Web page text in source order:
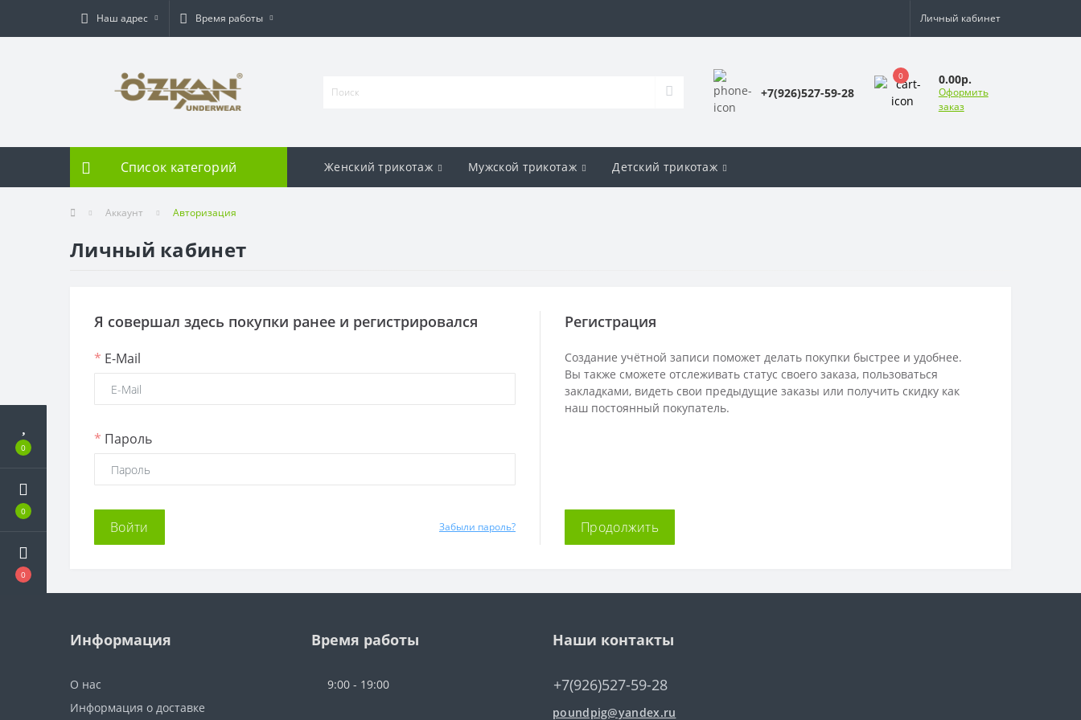
0
0
0
Наш адрес Время работы Личный кабинет
+7(926)527-59-28
0 0.00р.
Оформить
заказ
Список категорий Женский трикотаж Мужской трикотаж Детский трикотаж
Аккаунт Авторизация
Личный кабинет
Я совершал здесь покупки ранее и регистрировался
* E-Mail
* Пароль
Забыли пароль?
Регистрация
Создание учётной записи поможет делать покупки быстрее и удобнее.
Вы также сможете отслеживать статус своего заказа, пользоваться
закладками, видеть свои предыдущие заказы или получить скидку как
наш постоянный покупатель.
Продолжить
Информация
О нас
Информация о доставке
Время работы
9:00 - 19:00
Наши контакты
+7(926)527-59-28
poundpig@yandex.ru